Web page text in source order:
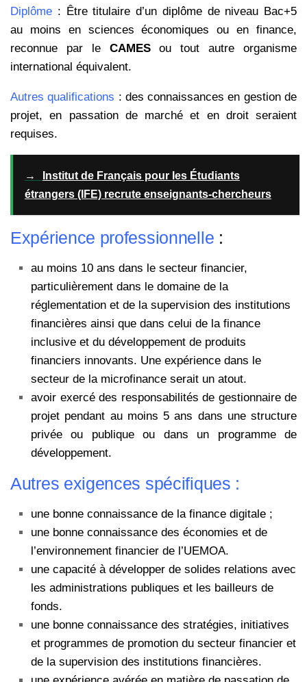
Diplôme : Être titulaire d’un diplôme de niveau Bac+5
au moins en sciences économiques ou en finance,
reconnue par le CAMESou tout autre organisme
international équivalent.
Autres qualifications : des connaissances en gestion de
projet, en passation de marché et en droit seraient
requises.
→
Institut de Français pour les Étudiants
étrangers (IFE) recrute enseignants-chercheurs
Expérience professionnelle :
au moins 10 ans dans le secteur financier,
particulièrement dans le domaine de la
réglementation et de la supervision des institutions
financières ainsi que dans celui de la finance
inclusive et du développement de produits
financiers innovants. Une expérience dans le
secteur de la microfinance serait un atout.
avoir exercé des responsabilités de gestionnaire de
projet pendant au moins 5 ans dans une structure
privée ou publique ou dans un programme de
développement.
Autres exigences spécifiques :
une bonne connaissance de la finance digitale ;
une bonne connaissance des économies et de
l’environnement financier de l’UEMOA.
une capacité à développer de solides relations avec
les administrations publiques et les bailleurs de
fonds.
une bonne connaissance des stratégies, initiatives
et programmes de promotion du secteur financier et
de la supervision des institutions financières.